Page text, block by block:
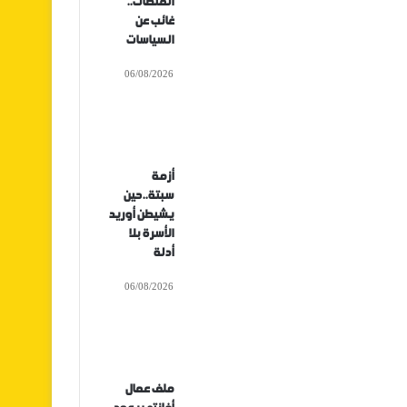
غائب عن
السياسات
06/08/2026
أزمة
سبتة..حين
يشيطن أوريد
الأسرة بلا
أدلة
06/08/2026
ملف عمال